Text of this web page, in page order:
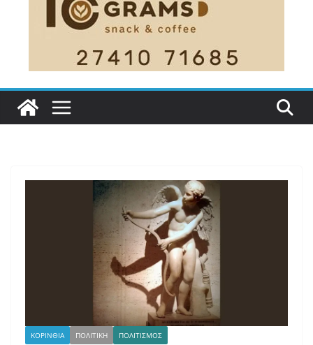
ΚΟΡΙΝΘΙΑ ΠΟΛΙΤΙΚΗ ΠΟΛΙΤΙΣΜΟΣ